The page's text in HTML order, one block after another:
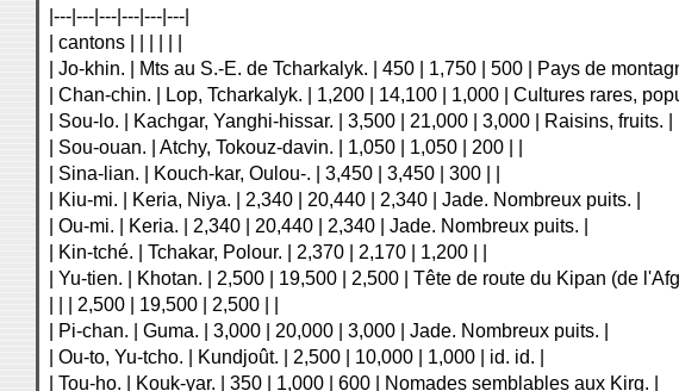
|---|---|---|---|---|---|
| cantons | | | | | |
| Jo-khin. | Mts au S.-E. de Tcharkalyk. | 450 | 1,750 | 500 | Pays de
| Chan-chin. | Lop, Tcharkalyk. | 1,200 | 14,100 | 1,000 | Cultures rares,
| Sou-lo. | Kachgar, Yanghi-hissar. | 3,500 | 21,000 | 3,000 | Raisins, fruits. |
| Sou-ouan. | Atchy, Tokouz-davin. | 1,050 | 1,050 | 200 | |
| Sina-lian. | Kouch-kar, Oulou-. | 3,450 | 3,450 | 300 | |
| Kiu-mi. | Keria, Niya. | 2,340 | 20,440 | 2,340 | Jade. Nombreux puits. |
| Ou-mi. | Keria. | 2,340 | 20,440 | 2,340 | Jade. Nombreux puits. |
| Kin-tché. | Tchakar, Polour. | 2,370 | 2,170 | 1,200 | |
| Yu-tien. | Khotan. | 2,500 | 19,500 | 2,500 | Tête de route du Kipan (de
| | | 2,500 | 19,500 | 2,500 | |
| Pi-chan. | Guma. | 3,000 | 20,000 | 3,000 | Jade. Nombreux puits. |
| Ou-to, Yu-tcho. | Kundjoût. | 2,500 | 10,000 | 1,000 | id. id. |
| Tou-ho. | Kouk-yar. | 350 | 1,000 | 600 | Nomades semblables aux Kirg. |